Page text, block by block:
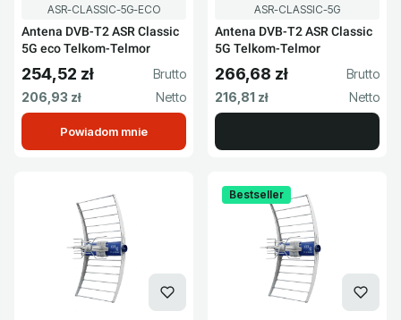
Kod produktu
ASR-CLASSIC-5G-ECO
Antena DVB-T2 ASR Classic
5G eco Telkom-Telmor
Cena brutto
254,52 zł
Cena netto
206,93 zł
Powiadom mnie
Kod produktu
ASR-CLASSIC-5G
Antena DVB-T2 ASR Classic
5G Telkom-Telmor
Cena brutto
266,68 zł
Cena netto
216,81 zł
Bestseller